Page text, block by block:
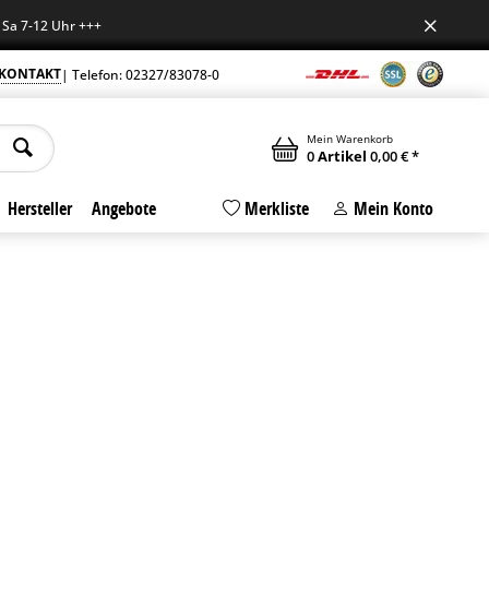
Uhr +++
KONTAKT| Telefon: 02327/83078-0
Mein Warenkorb
0Artikel 0,00 € *
Hersteller Angebote Merkliste Mein Konto